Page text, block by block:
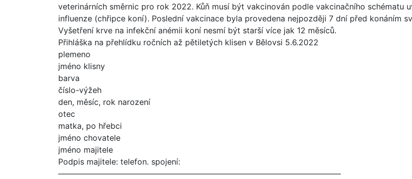
veterinárních směrnic pro rok 2022. Kůň musí být vakcinován podle vakcinačního schématu
influenze (chřipce koní). Poslední vakcinace byla provedena nejpozději 7 dní před konáním
Vyšetření krve na infekční anémii koní nesmí být starší více jak 12 měsíců.
Přihláška na přehlídku ročních až pětiletých klisen v Bělovsi 5.6.2022
plemeno
jméno klisny
barva
číslo-výžeh
den, měsíc, rok narození
otec
matka, po hřebci
jméno chovatele
jméno majitele
Podpis majitele: telefon. spojení:
———————————————————————————————————–